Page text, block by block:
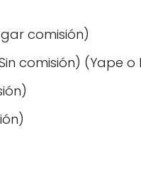
comisión)
comisión) (Yape o